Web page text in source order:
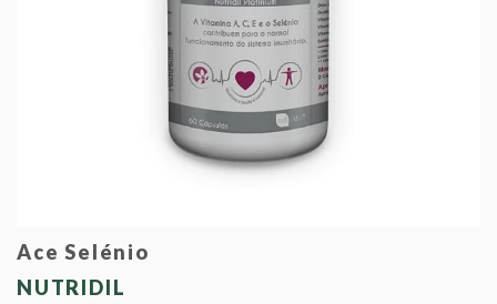
Ace Selénio
NUTRIDIL